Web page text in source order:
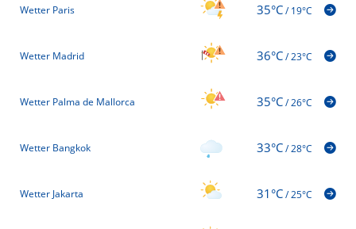
Wetter Paris 35°C/19°C
Wetter Madrid 36°C/23°C
Wetter Palma de Mallorca 35°C/26°C
Wetter Bangkok 33°C/28°C
Wetter Jakarta 31°C/25°C